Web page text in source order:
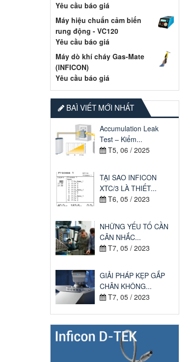
Yêu cầu báo giá
Máy hiệu chuẩn cảm biến
rung động - VC120
Yêu cầu báo giá
Máy dò khí cháy Gas-Mate
(INFICON)
Yêu cầu báo giá
BAÌ VIẾT MỚI NHẤT
Accumulation Leak
Test – Kiểm...
T5, 06 / 2025
TẠI SAO INFICON
XTC/3 LÀ THIẾT...
T6, 05 / 2023
NHỮNG YẾU TỐ CẦN
CÂN NHẮC...
T7, 05 / 2023
GIẢI PHÁP KẸP GẮP
CHÂN KHÔNG...
T7, 05 / 2023